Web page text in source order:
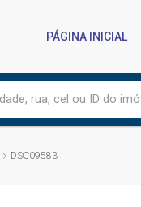
PÁGINA INICIAL
DSC09583